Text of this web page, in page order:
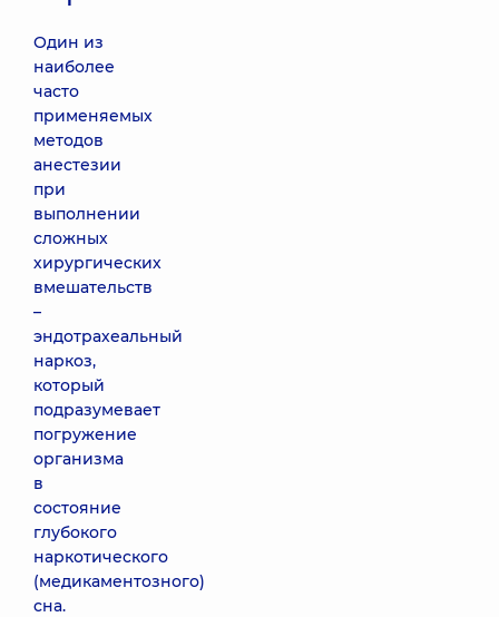
Один из
наиболее
часто
применяемых
методов
анестезии
при
выполнении
сложных
хирургических
вмешательств
–
эндотрахеальный
наркоз,
который
подразумевает
погружение
организма
в
состояние
глубокого
наркотического
(медикаментозного)
сна.